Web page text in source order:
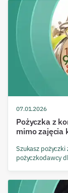
07.01.2026
Pożyczka z
mimo zajęcia
Szukasz
pożyczkodawcy